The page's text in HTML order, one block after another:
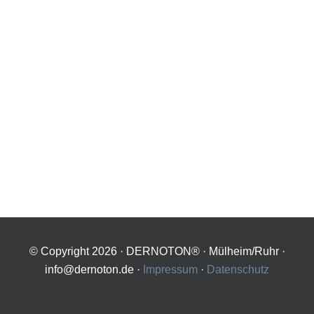
© Copyright 2026 · DERNOTON® · Mülheim/Ruhr ·
info@dernoton.de · Impressum · Datenschutz